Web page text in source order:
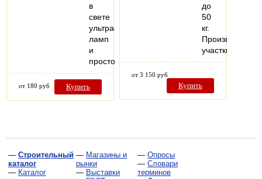
в
свете
ультрафиолетовых
ламп
и
просто…
от 180 руб Купить
до
50
кг.
участки…
от 3 150 руб
Купить
— Строительный
каталог
— Каталог
— Магазины и
рынки
— Выставки
— Опросы
— Словари
терминов